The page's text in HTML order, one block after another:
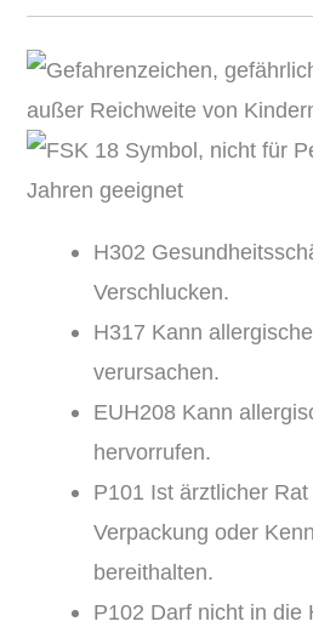
H302
Verschlucken.
H317 Kann
verursachen.
EUH208 Kann
hervorrufen.
P101 Ist ärztlicher
Verpackung oder
bereithalten.
P102 Darf nicht in die